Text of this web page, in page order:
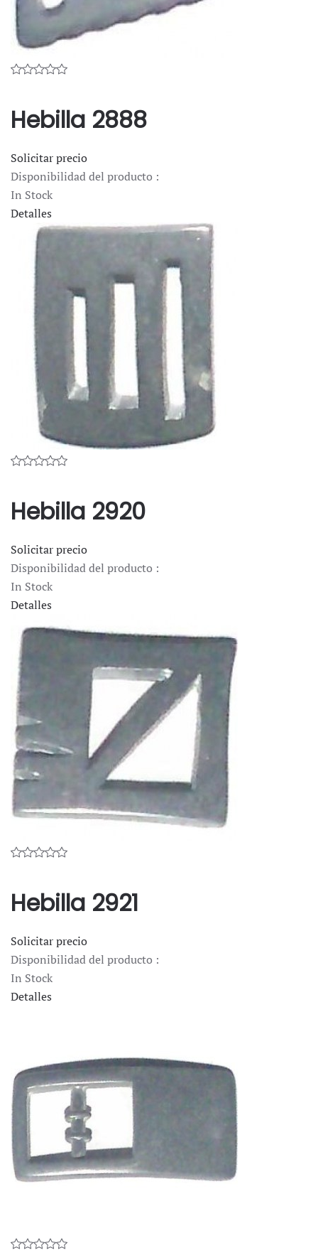
Hebilla 2888
Solicitar precio
Disponibilidad del producto :
In Stock
Detalles
Hebilla 2920
Solicitar precio
Disponibilidad del producto :
In Stock
Detalles
Hebilla 2921
Solicitar precio
Disponibilidad del producto :
In Stock
Detalles